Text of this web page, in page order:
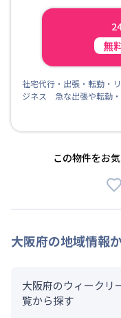
無
社宅代行・出張・転勤・
ジネス 急な出張や転勤
この物件をお
大阪府の地域情報
大阪府のウィークリ
覧から探す